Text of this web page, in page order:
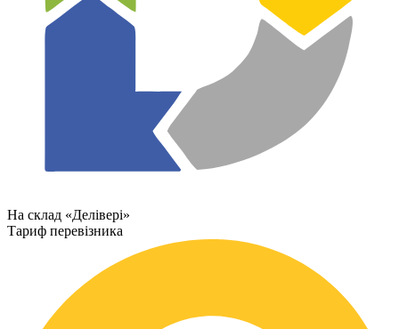
На склад «Делівері»
Тариф перевізника